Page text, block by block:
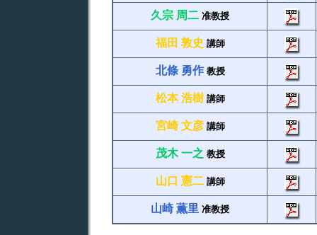
久宗 周二 准教授
福田 敦史 講師
北條 勇作 教授
松本 浩樹 講師
宮崎 文彦 講師
茂木 一之 教授
山口 憲二 講師
山崎 薫里 准教授